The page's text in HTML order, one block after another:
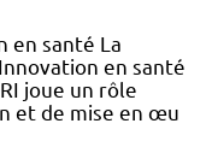
en santé La
en santé
joue un rôle
et de mise en œu